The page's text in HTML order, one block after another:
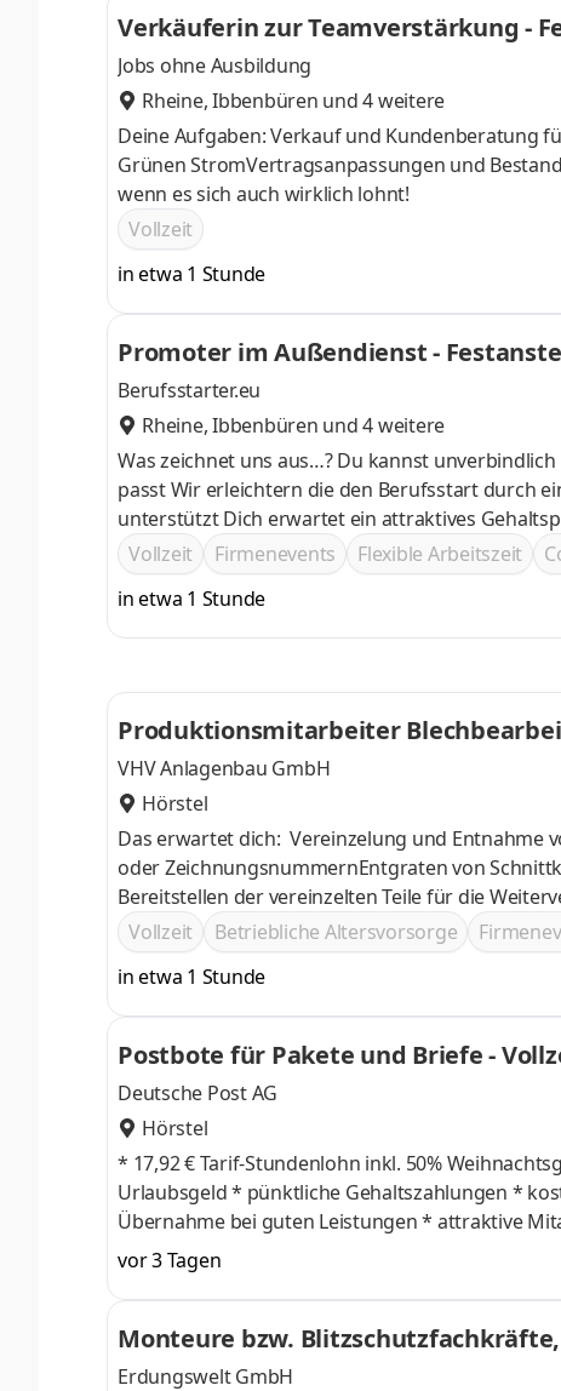
Verkäuferin zur Teamverstärkung -
Jobs ohne Ausbildung
Rheine,Ibbenbüren und 4 weitere
Deine Aufgaben: Verkauf und Kundenberatung
Grünen StromVertragsanpassungen und Bestandskundenpflege
wenn es sich auch wirklich lohnt!
Vollzeit
in etwa 1 Stunde
Promoter im Außendienst -
Berufsstarter.eu
Rheine,Ibbenbüren und 4 weitere
Was zeichnet uns aus…? Du kannst unverbindlich bei einem Probetag testen, ob der Beruf im Außendienst zu dir
passt Wir erleichtern die den Berufsstart durch einen persönlichen Trainer, der dich die erste Zeit im Vertrieb
unterstützt Dich erwartet ein attraktives Gehaltspaket und regelmäßige Incentives Wir setzen auf deine
Weiterentwicklung durch Workshops und
Vollzeit Firmenevents Flexible Arbeitszeit
in etwa 1 Stunde
Produktionsmitarbeiter
VHV Anlagenbau GmbH
Hörstel
Das er­war­tet dich: Vereinzelung und Entnahme von gelaserten BlechteilenOrdnen von Bauteilen nach Aufträgen
oder ZeichnungsnummernEntgraten von
Bereitstellen der vereinzelten Teile für die
Vollzeit
Betriebliche Altersvorsorge
in etwa 1 Stunde
Postbote für Pakete und Briefe -
Deutsche Post AG
Hörstel
* 17,92 € Tarif-Stundenlohn inkl. 50% Weihnachtsgeld * + 50% Weihnachtsgeld im November * + bis
Urlaubsgeld * pünktliche Gehaltszahlungen * kostenlose Arbeitskleidung * bezahlte Einarbeitung * unbefristete
Übernahme bei guten Leistungen * attraktive Mitarbeiterangebote wie z.B. arbeitgeberfinanzierte betriebliche
Altersvorsorge, Fahrradleasing, Rabatte bei Mobilfunkanbietern, etc. Deine
Zustellung von Briefen und Paketen
vor 3 Tagen
Monteure bzw.
Erdungswelt GmbH